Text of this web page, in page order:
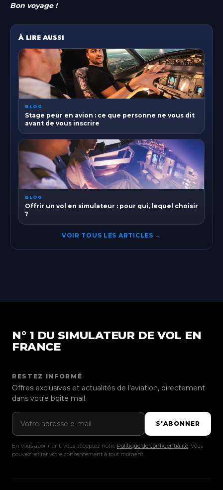
Bon voyage !
À LIRE AUSSI
BLOG
Stage peur en avion : ce que personne ne vous dit
avant de vous inscrire
BLOG
Offrir un vol en simulateur : pour qui, lequel choisir
?
VOIR TOUS LES ARTICLES →
N° 1 DU SIMULATEUR DE VOL EN
FRANCE
RESTEZ INFORMÉ
Offres exclusives et actualités de l'aviation, directement
dans votre boîte mail.
Adresse e-mail
S'ABONNER
En vous abonnant, vous acceptez notre Politique de confidentialité . Vous
pouvez retirer votre consentement à tout moment.